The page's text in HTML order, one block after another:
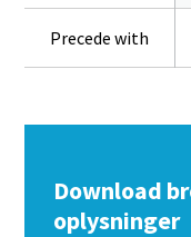
Precede with
Download
oplysninger